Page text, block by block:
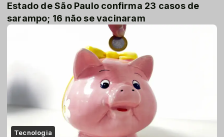
Estado de São Paulo confirma 23 casos de
sarampo; 16 não se vacinaram
Tecnologia